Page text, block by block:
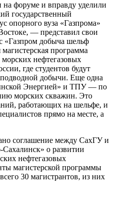
на форуме и вправду уделили
государственный
опорного вуза «Газпрома»
— представил свои
«Газпром добыча шельф
программа
нефтегазовых
где студентов будут
подводной добычи. Еще одна
Энергией» и ТПУ — по
морских скважин. Это
работающих на шельфе, и
прямо на месте, а
соглашение между СахГУ и
о развитии
нефтегазовых
магистерской программы
30 магистрантов, из них